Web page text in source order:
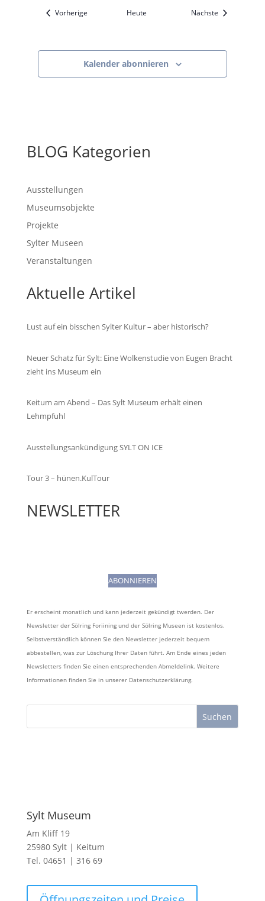
Vorherige Veranstaltungen
Heute Nächste
Kalender abonnieren
BLOG Kategorien
Ausstellungen
Museumsobjekte
Projekte
Sylter Museen
Veranstaltungen
Aktuelle Artikel
Lust auf ein bisschen Sylter Kultur – aber historisch?
Neuer Schatz für Sylt: Eine Wolkenstudie von Eugen Bracht
zieht ins Museum ein
Keitum am Abend – Das Sylt Museum erhält einen
Lehmpfuhl
Ausstellungsankündigung SYLT ON ICE
Tour 3 – hünen.KulTour
NEWSLETTER
ABONNIEREN
Er erscheint monatlich und kann jederzeit gekündigt twerden. Der
Newsletter der Sölring Foriining und der Sölring Museen ist kostenlos.
Selbstverständlich können Sie den Newsletter jederzeit bequem
abbestellen, was zur Löschung Ihrer Daten führt. Am Ende eines jeden
Newsletters finden Sie einen entsprechenden Abmeldelink. Weitere
Informationen finden Sie in unserer Datenschutzerklärung.
Suchen
Sylt Museum
Am Kliff 19
25980 Sylt | Keitum
Tel. 04651 | 316 69